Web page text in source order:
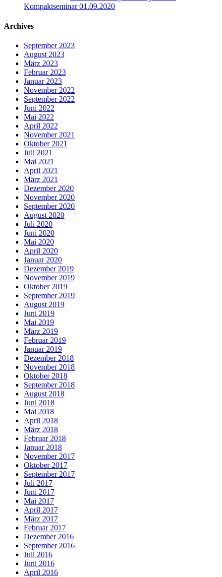
Kompaktseminar 01.09.2020
Archives
September 2023
August 2023
März 2023
Februar 2023
Januar 2023
November 2022
September 2022
Juni 2022
Mai 2022
April 2022
November 2021
Oktober 2021
Juli 2021
Mai 2021
April 2021
März 2021
Dezember 2020
November 2020
September 2020
August 2020
Juli 2020
Juni 2020
Mai 2020
April 2020
Januar 2020
Dezember 2019
November 2019
Oktober 2019
September 2019
August 2019
Juni 2019
Mai 2019
März 2019
Februar 2019
Januar 2019
Dezember 2018
November 2018
Oktober 2018
September 2018
August 2018
Juni 2018
Mai 2018
April 2018
März 2018
Februar 2018
Januar 2018
November 2017
Oktober 2017
September 2017
Juli 2017
Juni 2017
Mai 2017
April 2017
März 2017
Februar 2017
Dezember 2016
September 2016
Juli 2016
Juni 2016
April 2016